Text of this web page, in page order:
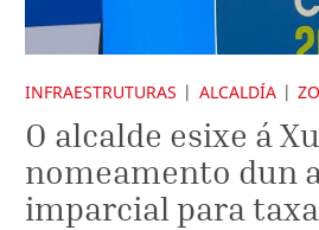
INFRAESTRUTURAS ALCALDÍA
O alcalde esixe á
nomeamento dun
imparcial para